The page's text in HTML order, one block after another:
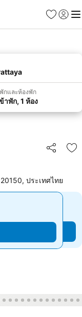
รายการโป
เข้าสู่ร
เมนู
กและห้องพัก
าพัก, 1 ห้อง
แชร์ เ
ประเทศไทย